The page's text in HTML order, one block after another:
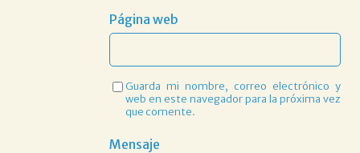
Página web
Guarda mi nombre, correo electrónico y
web en este navegador para la próxima vez
que comente.
Mensaje